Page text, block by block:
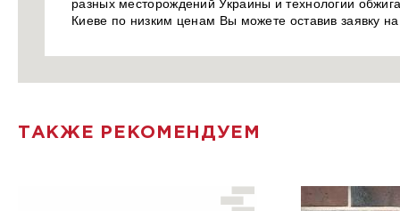
разных месторождений Украины и технологии
Киеве по низким ценам Вы можете оставив заявку
ТАКЖЕ РЕКОМЕНДУЕМ